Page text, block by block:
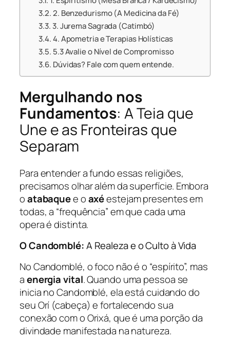
2. Benzedurismo (A Medicina da Fé)
3. Jurema Sagrada (Catimbó)
4. Apometria e Terapias Holísticas
5.3 Avalie o Nível de Compromisso
Dúvidas? Fale com quem entende.
Mergulhando nos
Fundamentos: A Teia que
Une e as Fronteiras que
Separam
Para entender a fundo essas religiões,
precisamos olhar além da superfície. Embora
oatabaquee oaxéestejam presentes em
todas, a “frequência” em que cada uma
opera é distinta.
O Candomblé:A Realeza e o Culto à Vida
No Candomblé, o foco não é o “espírito”, mas
aenergia vital. Quando uma pessoa se
inicia no Candomblé, ela está cuidando do
seuOrí (cabeça) e fortalecendo sua
conexão com o Orixá, que é uma porção da
divindade manifestada na natureza.